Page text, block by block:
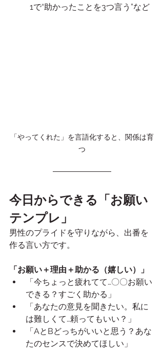
1で“助かったことを3つ言う”など
「やってくれた」を言語化すると、関係は育
つ
今日からできる「お願い
テンプレ」
男性のプライドを守りながら、出番を
作る言い方です。
「お願い＋理由＋助かる（嬉しい）」
「今ちょっと疲れてて…〇〇お願い
できる？すごく助かる」
「あなたの意見を聞きたい。私に
は難しくて…頼ってもいい？」
「AとBどっちがいいと思う？あな
たのセンスで決めてほしい」